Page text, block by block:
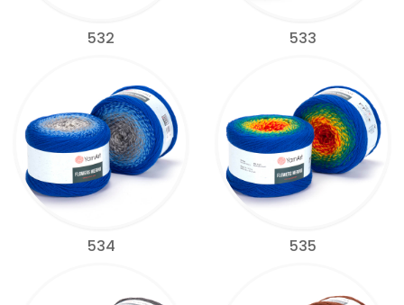
532 533
534 535